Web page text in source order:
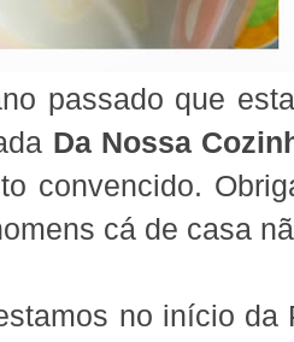
passado que
Da Nossa
convencido.
cá de casa
no início